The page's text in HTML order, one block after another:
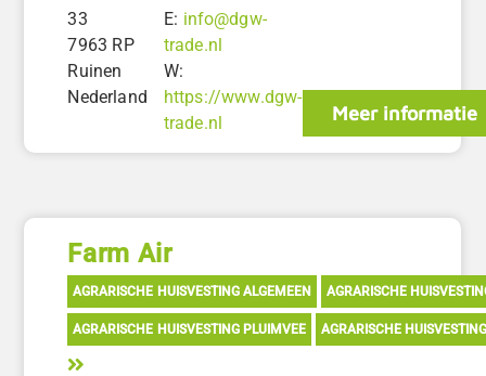
33
7963 RP
Ruinen
Nederland
E: info@dgw-
trade.nl
W:
https://www.dgw-
trade.nl
Meer informatie
Farm Air
AGRARISCHE HUISVESTING ALGEMEEN AGRARISCHE
AGRARISCHE HUISVESTING PLUIMVEE AGRARISCHE